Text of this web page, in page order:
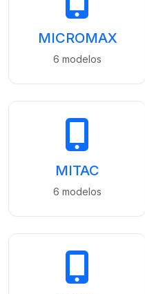
MICROMAX
6 modelos
MITAC
6 modelos